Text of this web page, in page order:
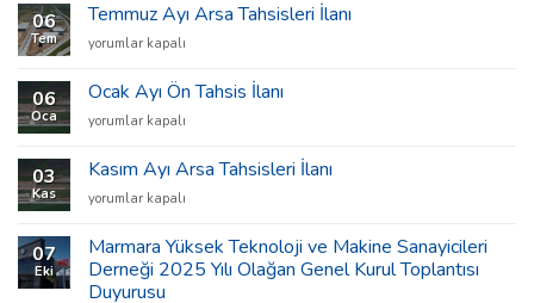
06
Tem
Temmuz Ayı Arsa Tahsisleri İlanı
Temmuz
Arsa
Tahsisleri
İlanı
yorumlar kapalı
06
Oca
Ocak Ayı Ön Tahsis İlanı
Ocak
Ön
Tahsis
İlanı
yorumlar kapalı
03
Kas
Kasım Ayı Arsa Tahsisleri İlanı
Kasım
Arsa
Tahsisleri
İlanı
için
yorumlar kapalı
07
Eki
Marmara Yüksek Teknoloji ve Makine Sanayicileri
Derneği 2025 Yılı Olağan Genel Kurul Toplantısı
Duyurusu